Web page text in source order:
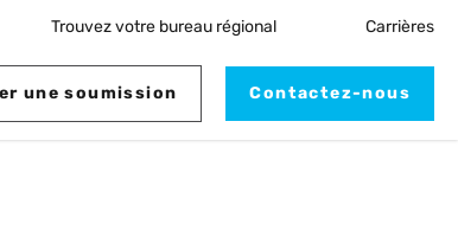
Trouvez votre bureau régional Carrières
une soumission Contactez-nous